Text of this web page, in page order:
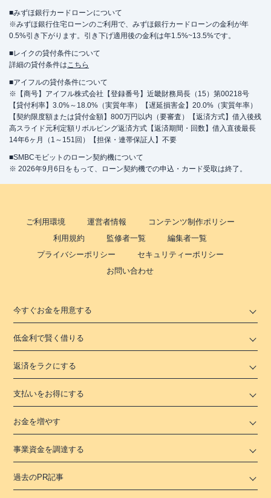
■みずほ銀行カードローンについて
※みずほ銀行住宅ローンのご利用で、みずほ銀行カードローンの金利が年
0.5%引き下がります。引き下げ適用後の金利は年1.5%~13.5%です。
■レイクの貸付条件について
詳細の貸付条件はこちら
■アイフルの貸付条件について
※【商号】アイフル株式会社【登録番号】近畿財務局長（15）第00218号
【貸付利率】3.0%～18.0%（実質年率）【遅延損害金】20.0%（実質年率）
【契約限度額または貸付金額】800万円以内（要審査）【返済方式】借入後残
高スライド元利定額リボルビング返済方式【返済期間・回数】借入直後最長
14年6ヶ月（1～151回）【担保・連帯保証人】不要
■SMBCモビットのローン契約機について
※ 2026年9月6日をもって、ローン契約機での申込・カード受取は終了。
ご利用環境 運営者情報
コンテンツ制作ポリシー
利用規約
監修者一覧
編集者一覧
プライバシーポリシー
セキュリティーポリシー
お問い合わせ
今すぐお金を用意する
低金利で賢く借りる
返済をラクにする
支払いをお得にする
お金を増やす
事業資金を調達する
過去のPR記事